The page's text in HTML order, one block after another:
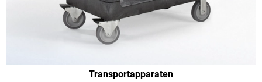
Transportapparaten